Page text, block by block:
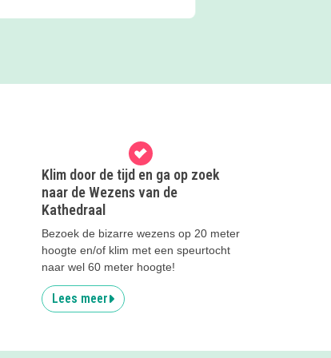
Klim door de tijd en ga op zoek
naar de Wezens van de
Kathedraal
Bezoek de bizarre wezens op 20 meter
hoogte en/of klim met een speurtocht
naar wel 60 meter hoogte!
Lees meer